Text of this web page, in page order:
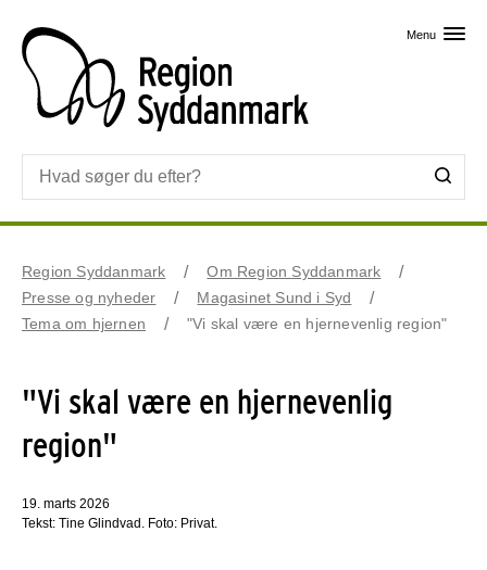
Menu
Region Syddanmark
Om Region Syddanmark
Presse og nyheder
Magasinet Sund i Syd
Tema om hjernen
"Vi skal være en hjernevenlig region"
"Vi skal være en hjernevenlig
region"
19. marts 2026
Tekst: Tine Glindvad. Foto: Privat.